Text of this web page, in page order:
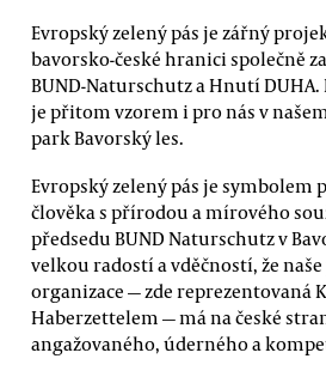
Evropský zelený pás je zářný
bavorsko-české hranici společně
BUND-Naturschutz a Hnutí
je přitom vzorem i pro nás v
park Bavorský les.
Evropský zelený pás je symbolem
člověka s přírodou a mírového
předsedu BUND Naturschutz v
velkou radostí a vděčností, že
organizace — zde reprezentovaná
Haberzettelem — má na české
angažovaného, úderného a